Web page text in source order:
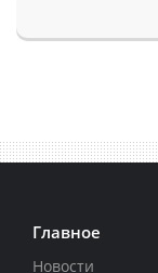
Главное
Новости